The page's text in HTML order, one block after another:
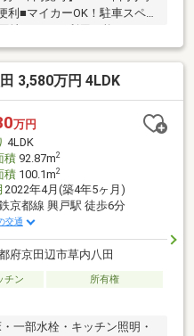
■マイカーOK！駐車スペー
3,580万円 4LDK
万円
4LDK
積92.87m2
積100.1m2
2022年4月(築4年5ヶ月)
京都線 興戸駅 徒歩6分
交通
府京田辺市草内八田
チン
所有権
一部水栓・キッチン照明・